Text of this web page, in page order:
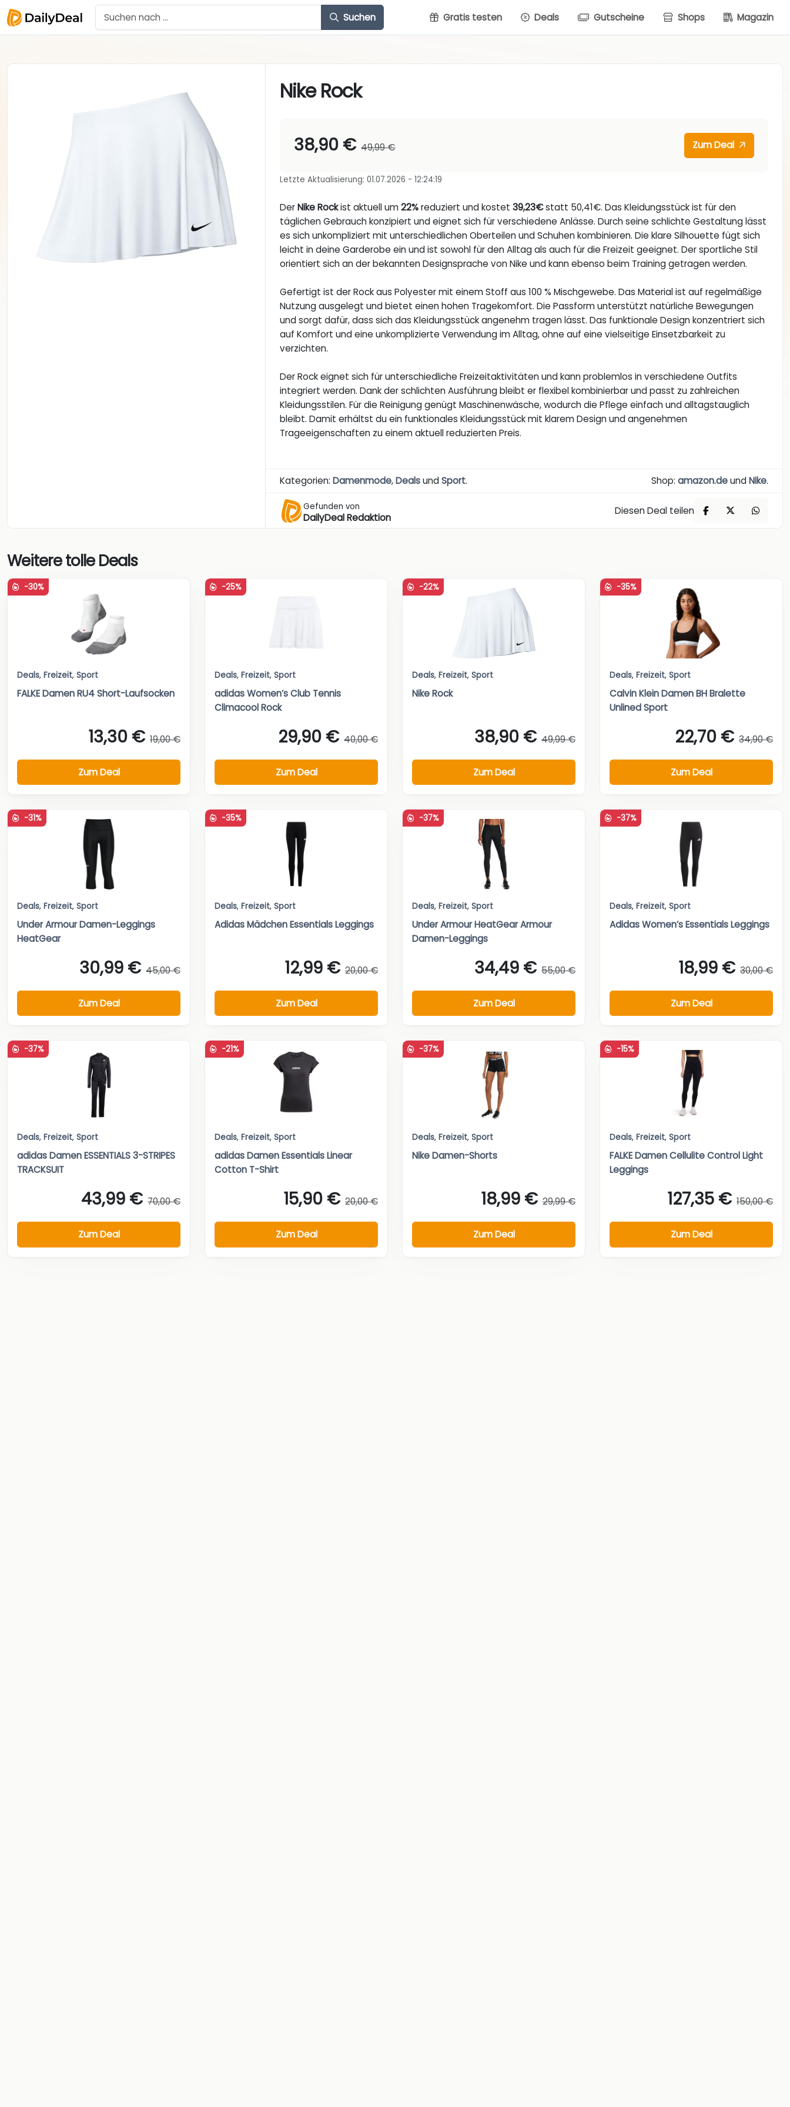
Suchen Gratis testen Deals Gutscheine Shops Magazin
Nike Rock
38,90 € 49,99 € Zum Deal
Letzte Aktualisierung: 01.07.2026 - 12:24:19
DerNike Rockist aktuell um22%reduziert und kostet39,23€statt 50,41€. Das Kleidungsstück ist für den
täglichen Gebrauch konzipiert und eignet sich für verschiedene Anlässe. Durch seine schlichte Gestaltung lässt
es sich unkompliziert mit unterschiedlichen Oberteilen und Schuhen kombinieren. Die klare Silhouette fügt sich
leicht in deine Garderobe ein und ist sowohl für den Alltag als auch für die Freizeit geeignet. Der sportliche Stil
orientiert sich an der bekannten Designsprache von Nike und kann ebenso beim Training getragen werden.
Gefertigt ist der Rock aus Polyester mit einem Stoff aus 100 % Mischgewebe. Das Material ist auf regelmäßige
Nutzung ausgelegt und bietet einen hohen Tragekomfort. Die Passform unterstützt natürliche Bewegungen
und sorgt dafür, dass sich das Kleidungsstück angenehm tragen lässt. Das funktionale Design konzentriert sich
auf Komfort und eine unkomplizierte Verwendung im Alltag, ohne auf eine vielseitige Einsetzbarkeit zu
verzichten.
Der Rock eignet sich für unterschiedliche Freizeitaktivitäten und kann problemlos in verschiedene Outfits
integriert werden. Dank der schlichten Ausführung bleibt er flexibel kombinierbar und passt zu zahlreichen
Kleidungsstilen. Für die Reinigung genügt Maschinenwäsche, wodurch die Pflege einfach und alltagstauglich
bleibt. Damit erhältst du ein funktionales Kleidungsstück mit klarem Design und angenehmen
Trageeigenschaften zu einem aktuell reduzierten Preis.
Kategorien:Damenmode,DealsundSport. Shop: amazon.deundNike.
Gefunden von
DailyDeal Redaktion
Diesen Deal teilen
Weitere tolle Deals
-30%
Deals, Freizeit, Sport
FALKE Damen RU4 Short-Laufsocken
13,30 € 19,00 €
Zum Deal
-25%
Deals, Freizeit, Sport
adidas Women’s Club Tennis
Climacool Rock
29,90 € 40,00 €
Zum Deal
-22%
Deals, Freizeit, Sport
Nike Rock
38,90 € 49,99 €
Zum Deal
-35%
Deals, Freizeit, Sport
Calvin Klein Damen BH Bralette
Unlined Sport
22,70 € 34,90 €
Zum Deal
-31%
Deals, Freizeit, Sport
Under Armour Damen-Leggings
HeatGear
30,99 € 45,00 €
Zum Deal
-35%
Deals, Freizeit, Sport
Adidas Mädchen Essentials Leggings
12,99 € 20,00 €
Zum Deal
-37%
Deals, Freizeit, Sport
Under Armour HeatGear Armour
Damen-Leggings
34,49 € 55,00 €
Zum Deal
-37%
Deals, Freizeit, Sport
Adidas Women’s Essentials Leggings
18,99 € 30,00 €
Zum Deal
-37%
Deals, Freizeit, Sport
adidas Damen ESSENTIALS 3-STRIPES
TRACKSUIT
43,99 € 70,00 €
Zum Deal
-21%
Deals, Freizeit, Sport
adidas Damen Essentials Linear
Cotton T-Shirt
15,90 € 20,00 €
Zum Deal
-37%
Deals, Freizeit, Sport
Nike Damen-Shorts
18,99 € 29,99 €
Zum Deal
-15%
Deals, Freizeit, Sport
FALKE Damen Cellulite Control Light
Leggings
127,35 € 150,00 €
Zum Deal